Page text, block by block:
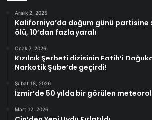
Aralık 2, 2025
Kaliforniya’da doğum günü partisine
ölü, 10’dan fazla yaralı
Ocak 7, 2026
Kızılcık Şerbeti dizisinin Fatih’i
Narkotik Şube’de geçirdi!
Şubat 18, 2026
İzmir’de 50 yılda bir görülen
Mart 12, 2026